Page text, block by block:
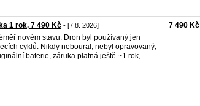
1 rok, 7 490 Kč - [7.8. 2026]
novém stavu. Dron byl používaný jen
cyklů. Nikdy neboural, nebyl opravovaný,
baterie, záruka platná ještě ~1 rok,
7 490 Kč